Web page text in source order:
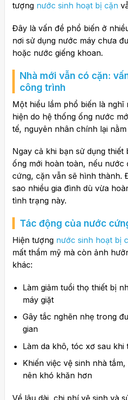
tượng nước sinh hoạt bị cặn
Đây là vấn đề phổ biến ở
nơi sử dụng nước máy chưa
hoặc nước giếng khoan.
Nhà mới vẫn có cặn:
công trình
Một hiểu lầm phổ biến là
hiện do hệ thống ống nước
tế, nguyên nhân chính lại
Ngay cả khi bạn sử dụng
ống mới hoàn toàn, nếu nước
cứng, cặn vẫn sẽ hình thành.
sao nhiều gia đình dù vừa
tình trạng này.
Tác động của nước
Hiện tượng nước sinh hoạt bị
mất thẩm mỹ mà còn ảnh
khác:
Làm giảm tuổi thọ thiết bị
máy giặt
Gây tắc nghẽn nhẹ trong
gian
Làm da khô, tóc xơ sau khi
Khiến việc vệ sinh nhà
nên khó khăn hơn